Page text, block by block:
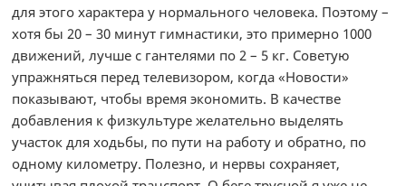
для этого характера у нормального человека. Поэтому –
хотя бы 20 – 30 минут гимнастики, это примерно 1000
движений, лучше с гантелями по 2 – 5 кг. Советую
упражняться перед телевизором, когда «Новости»
показывают, чтобы время экономить. В качестве
добавления к физкультуре желательно выделять
участок для ходьбы, по пути на работу и обратно, по
одному километру. Полезно, и нервы сохраняет,